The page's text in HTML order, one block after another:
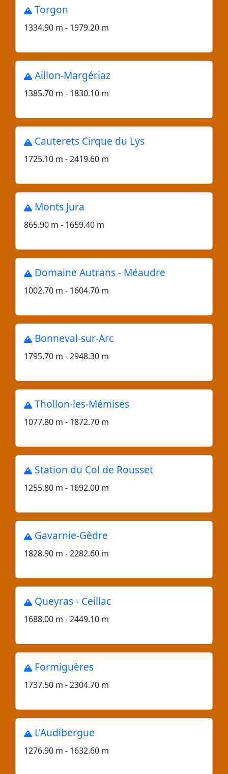
Torgon
1334.90 m - 1979.20 m
Aillon-Margériaz
1385.70 m - 1830.10 m
Cauterets Cirque du Lys
1725.10 m - 2419.60 m
Monts Jura
865.90 m - 1659.40 m
Domaine Autrans - Méaudre
1002.70 m - 1604.70 m
Bonneval-sur-Arc
1795.70 m - 2948.30 m
Thollon-les-Mémises
1077.80 m - 1872.70 m
Station du Col de Rousset
1255.80 m - 1692.00 m
Gavarnie-Gèdre
1828.90 m - 2282.60 m
Queyras - Ceillac
1688.00 m - 2449.10 m
Formiguères
1737.50 m - 2304.70 m
L'Audibergue
1276.90 m - 1632.60 m